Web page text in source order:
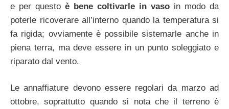
e per questo è bene coltivarle in vaso in modo da
poterle ricoverare all’interno quando la temperatura si
fa rigida; ovviamente è possibile sistemarle anche in
piena terra, ma deve essere in un punto soleggiato e
riparato dal vento.
Le annaffiature devono essere regolari da marzo ad
ottobre, soprattutto quando si nota che il terreno è